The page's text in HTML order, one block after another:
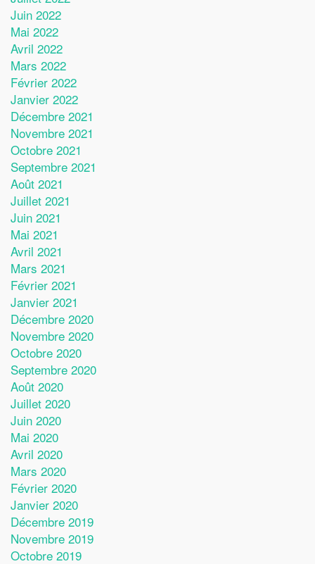
Juin 2022
Mai 2022
Avril 2022
Mars 2022
Février 2022
Janvier 2022
Décembre 2021
Novembre 2021
Octobre 2021
Septembre 2021
Août 2021
Juillet 2021
Juin 2021
Mai 2021
Avril 2021
Mars 2021
Février 2021
Janvier 2021
Décembre 2020
Novembre 2020
Octobre 2020
Septembre 2020
Août 2020
Juillet 2020
Juin 2020
Mai 2020
Avril 2020
Mars 2020
Février 2020
Janvier 2020
Décembre 2019
Novembre 2019
Octobre 2019